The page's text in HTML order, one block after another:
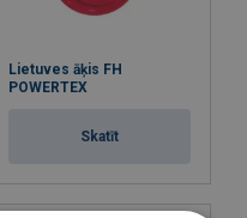
Lietuves āķis FH
POWERTEX
Skatīt